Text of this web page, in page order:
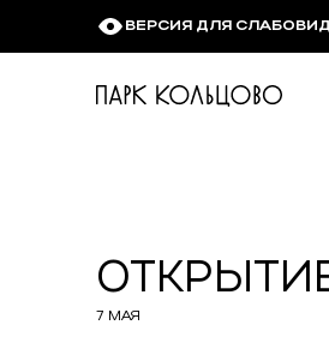
ВЕРСИЯ ДЛЯ
На главную
7 МАЯ